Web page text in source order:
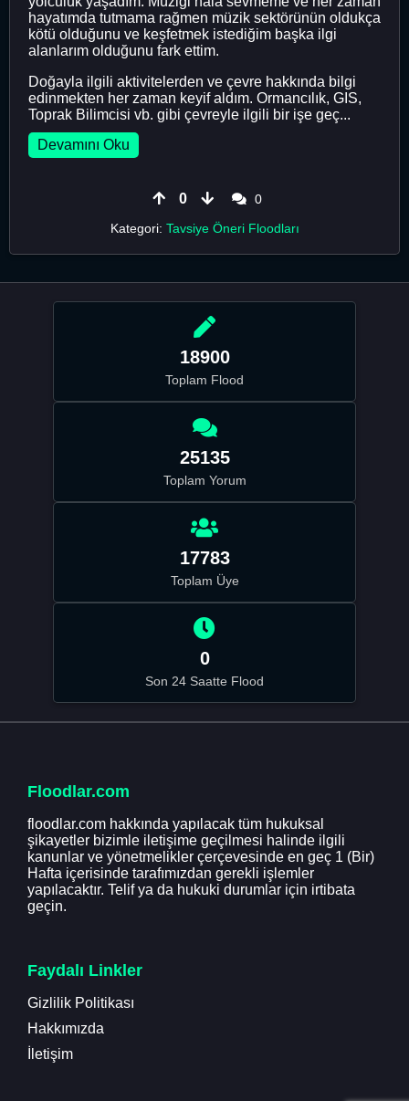
hayatımda tutmama rağmen müzik sektörünün oldukça
kötü olduğunu ve keşfetmek istediğim başka ilgi
alanlarım olduğunu fark ettim.
Doğayla ilgili aktivitelerden ve çevre hakkında bilgi
edinmekten her zaman keyif aldım. Ormancılık, GIS,
Toprak Bilimcisi vb. gibi çevreyle ilgili bir işe geç...
Devamını Oku
0
0
Kategori: Tavsiye Öneri Floodları
18900
Toplam Flood
25135
Toplam Yorum
17783
Toplam Üye
0
Son 24 Saatte Flood
Floodlar.com
floodlar.com hakkında yapılacak tüm hukuksal
şikayetler bizimle iletişime geçilmesi halinde ilgili
kanunlar ve yönetmelikler çerçevesinde en geç 1 (Bir)
Hafta içerisinde tarafımızdan gerekli işlemler
yapılacaktır. Telif ya da hukuki durumlar için irtibata
geçin.
Faydalı Linkler
Gizlilik Politikası
Hakkımızda
İletişim